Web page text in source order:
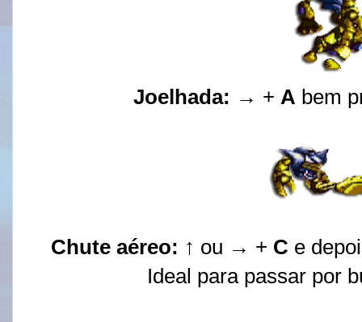
Joelhada: → + A bem
Chute aéreo: ↑ ou → + C e
Ideal para passar por